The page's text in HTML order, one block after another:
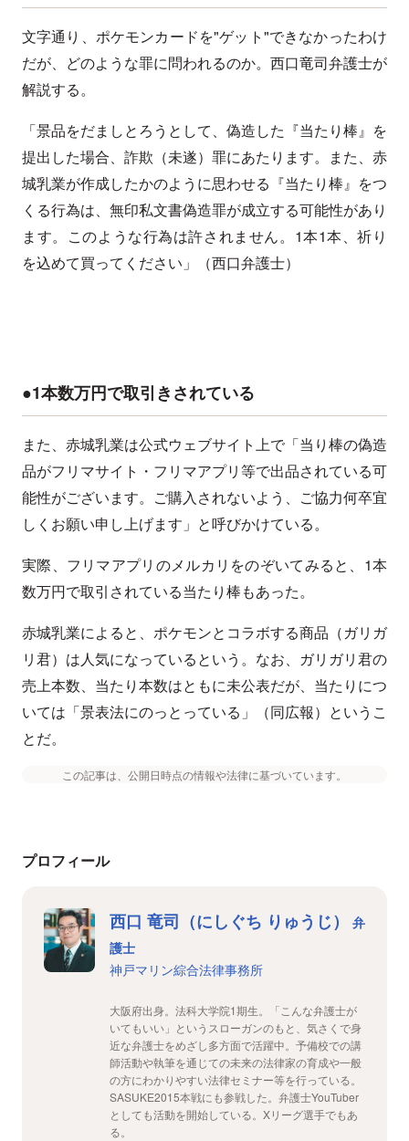
文字通り、ポケモンカードを"ゲット"できなかったわけ
だが、どのような罪に問われるのか。西口竜司弁護士が
解説する。
「景品をだましとろうとして、偽造した『当たり棒』を
提出した場合、詐欺（未遂）罪にあたります。また、赤
城乳業が作成したかのように思わせる『当たり棒』をつ
くる行為は、無印私文書偽造罪が成立する可能性があり
ます。このような行為は許されません。1本1本、祈り
を込めて買ってください」（西口弁護士）
●1本数万円で取引きされている
また、赤城乳業は公式ウェブサイト上で「当り棒の偽造
品がフリマサイト・フリマアプリ等で出品されている可
能性がございます。ご購入されないよう、ご協力何卒宜
しくお願い申し上げます」と呼びかけている。
実際、フリマアプリのメルカリをのぞいてみると、1本
数万円で取引されている当たり棒もあった。
赤城乳業によると、ポケモンとコラボする商品（ガリガ
リ君）は人気になっているという。なお、ガリガリ君の
売上本数、当たり本数はともに未公表だが、当たりにつ
いては「景表法にのっとっている」（同広報）というこ
とだ。
この記事は、公開日時点の情報や法律に基づいています。
プロフィール
西口 竜司（にしぐち りゅうじ）
弁
護士
神戸マリン綜合法律事務所
大阪府出身。法科大学院1期生。「こんな弁護士が
いてもいい」というスローガンのもと、気さくで身
近な弁護士をめざし多方面で活躍中。予備校での講
師活動や執筆を通じての未来の法律家の育成や一般
の方にわかりやすい法律セミナー等を行っている。
SASUKE2015本戦にも参戦した。弁護士YouTuber
としても活動を開始している。Xリーグ選手でもあ
る。